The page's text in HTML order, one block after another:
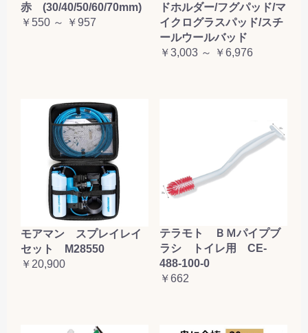
赤 (30/40/50/60/70mm)
￥550 ～ ￥957
ドホルダー/フグパッド/マ
イクログラスパッド/スチ
ールウールバッド
￥3,003 ～ ￥6,976
モアマン スプレイレイ
セット M28550
￥20,900
テラモト ＢＭパイプブ
ラシ トイレ用 CE-
488-100-0
￥662